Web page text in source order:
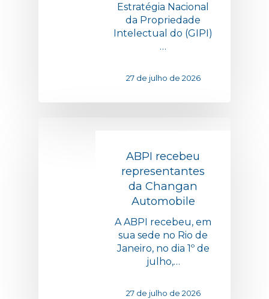
Estratégia Nacional
da Propriedade
Intelectual do (GIPI)
…
27 de julho de 2026
ABPI recebeu
representantes
da Changan
Automobile
A ABPI recebeu, em
sua sede no Rio de
Janeiro, no dia 1º de
julho,…
27 de julho de 2026